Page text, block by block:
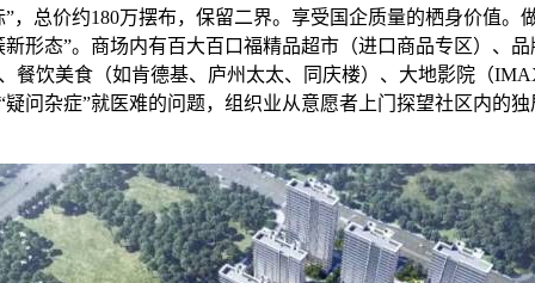
，总价约180万摆布，保留二界。享受国企质量的栖身价值。
形态”。商场内有百大百口福精品超市（进口商品专区）、
餐饮美食（如肯德基、庐州太太、同庆楼）、大地影院（
问杂症”就医难的问题，组织业从意愿者上门探望社区内的